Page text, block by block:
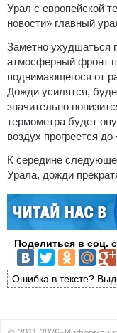
Урал с европейской
новости» главный
Заметно ухудшаться
атмосферный фронт
поднимающегося от
Дожди усилятся,
значительно
термометра будет
воздух прогреется
К середине
Урала, дожди
Поделиться в соц.
Ошибка в тексте?